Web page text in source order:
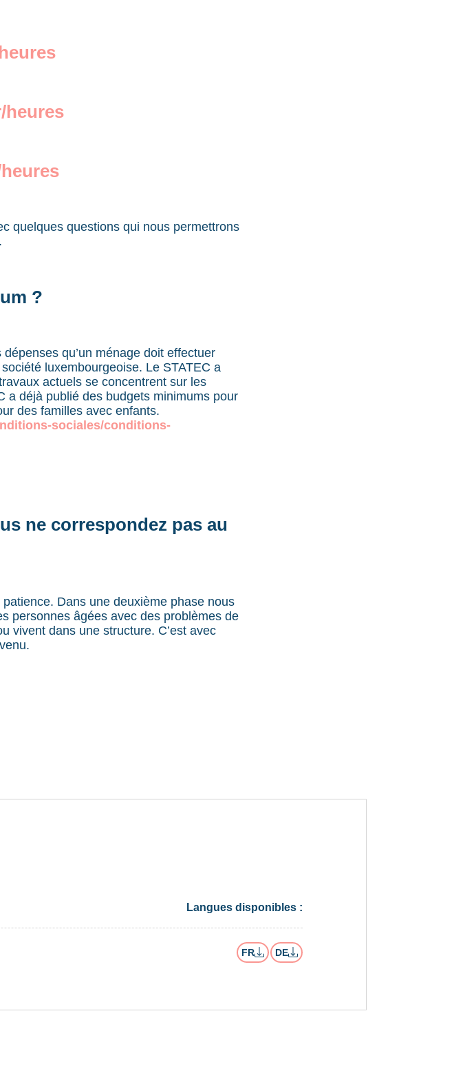
heures
quelques questions qui nous permettrons
?
qu’un ménage doit effectuer
luxembourgeoise. Le STATEC a
actuels se concentrent sur les
a déjà publié des budgets minimums pour
des familles avec enfants.
sociales/conditions-
ne correspondez pas au
Dans une deuxième phase nous
personnes âgées avec des problèmes de
vivent dans une structure. C’est avec
Langues disponibles :
FR DE